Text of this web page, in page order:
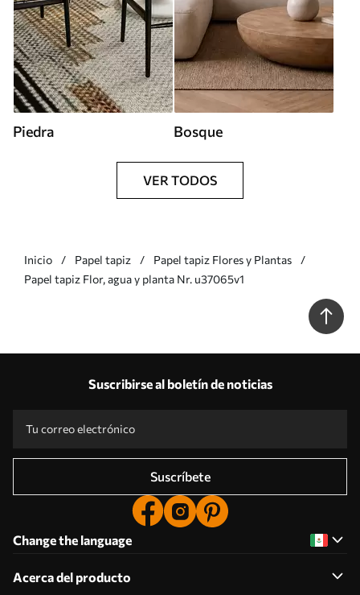
Piedra Bosque
VER TODOS
Inicio Papel tapiz
Papel tapiz Flores y Plantas
Papel tapiz Flor, agua y planta Nr. u37065v1
Suscribirse al boletín de noticias
Suscríbete
Change the language
Acerca del producto